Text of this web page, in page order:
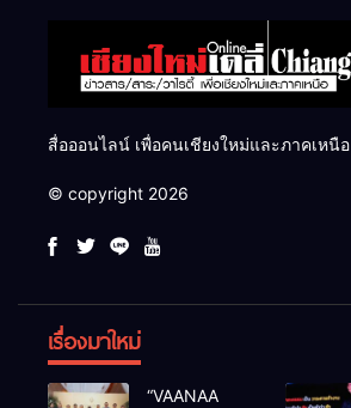
สื่อออนไลน์ เพื่อคนเชียงใหม่และภาคเหนือ
© copyright 2026
เรื่องมาใหม่
“VAANAA